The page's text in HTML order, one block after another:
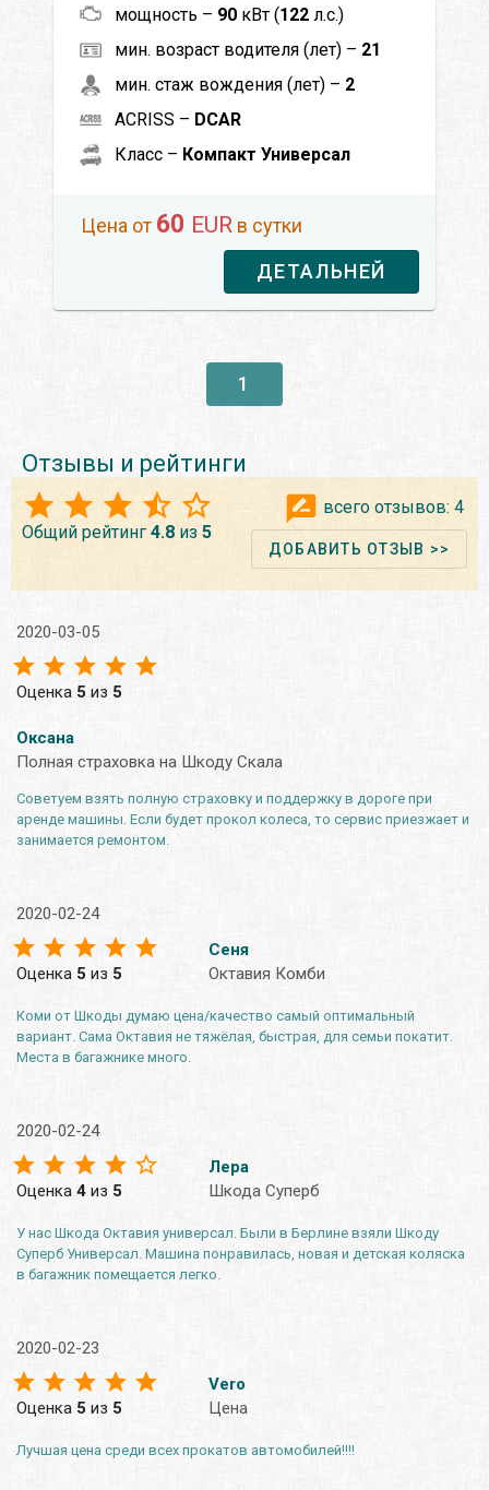
мощность – 90 кВт (122 л.с.)
мин. возраст водителя (лет) – 21
мин. стаж вождения (лет) – 2
ACRISS – DCAR
Класс – Компакт Универсал
Цена от 60 EUR в сутки
ДЕТАЛЬНЕЙ
1
Отзывы и рейтинги
Общий рейтинг 4.8 из 5
всего отзывов: 4
ДОБАВИТЬ ОТЗЫВ >>
2020-03-05
Оценка 5 из 5
Оксана
Полная страховка на Шкоду Скала
Советуем взять полную страховку и поддержку в дороге при
аренде машины. Если будет прокол колеса, то сервис приезжает и
занимается ремонтом.
2020-02-24
Оценка 5 из 5
Сеня
Октавия Комби
Коми от Шкоды думаю цена/качество самый оптимальный
вариант. Сама Октавия не тяжёлая, быстрая, для семьи покатит.
Места в багажнике много.
2020-02-24
Оценка 4 из 5
Лера
Шкода Суперб
У нас Шкода Октавия универсал. Были в Берлине взяли Шкоду
Суперб Универсал. Машина понравилась, новая и детская коляска
в багажник помещается легко.
2020-02-23
Оценка 5 из 5
Vero
Цена
Лучшая цена среди всех прокатов автомобилей!!!!